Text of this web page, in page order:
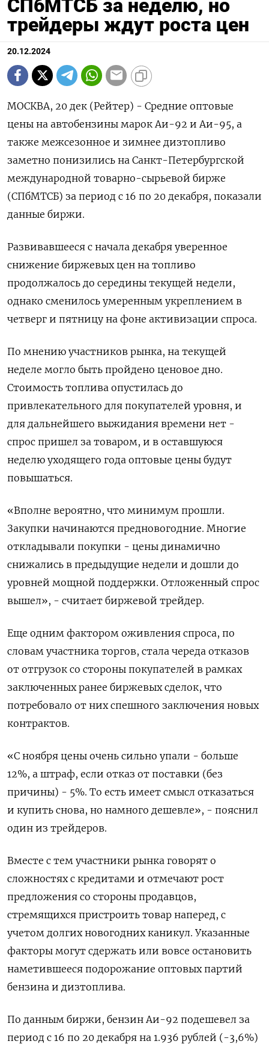
СПбМТСБ за неделю, но
трейдеры ждут роста цен
20.12.2024
МОСКВА, 20 дек (Рейтер) - Средние оптовые
цены на автобензины марок Аи-92 и Аи-95, а
также межсезонное и зимнее дизтопливо
заметно понизились на Санкт-Петербургской
международной товарно-сырьевой бирже
(СПбМТСБ) за период с 16 по 20 декабря, показали
данные биржи.
Развивавшееся с начала декабря уверенное
снижение биржевых цен на топливо
продолжалось до середины текущей недели,
однако сменилось умеренным укреплением в
четверг и пятницу на фоне активизации спроса.
По мнению участников рынка, на текущей
неделе могло быть пройдено ценовое дно.
Стоимость топлива опустилась до
привлекательного для покупателей уровня, и
для дальнейшего выжидания времени нет -
спрос пришел за товаром, и в оставшуюся
неделю уходящего года оптовые цены будут
повышаться.
«Вполне вероятно, что минимум прошли.
Закупки начинаются предновогодние. Многие
откладывали покупки - цены динамично
снижались в предыдущие недели и дошли до
уровней мощной поддержки. Отложенный спрос
вышел», - считает биржевой трейдер.
Еще одним фактором оживления спроса, по
словам участника торгов, стала череда отказов
от отгрузок со стороны покупателей в рамках
заключенных ранее биржевых сделок, что
потребовало от них спешного заключения новых
контрактов.
«С ноября цены очень сильно упали - больше
12%, а штраф, если отказ от поставки (без
причины) - 5%. То есть имеет смысл отказаться
и купить снова, но намного дешевле», - пояснил
один из трейдеров.
Вместе с тем участники рынка говорят о
сложностях с кредитами и отмечают рост
предложения со стороны продавцов,
стремящихся пристроить товар наперед, с
учетом долгих новогодних каникул. Указанные
факторы могут сдержать или вовсе остановить
наметившееся подорожание оптовых партий
бензина и дизтоплива.
По данным биржи, бензин Аи-92 подешевел за
период с 16 по 20 декабря на 1.936 рублей (-3,6%)